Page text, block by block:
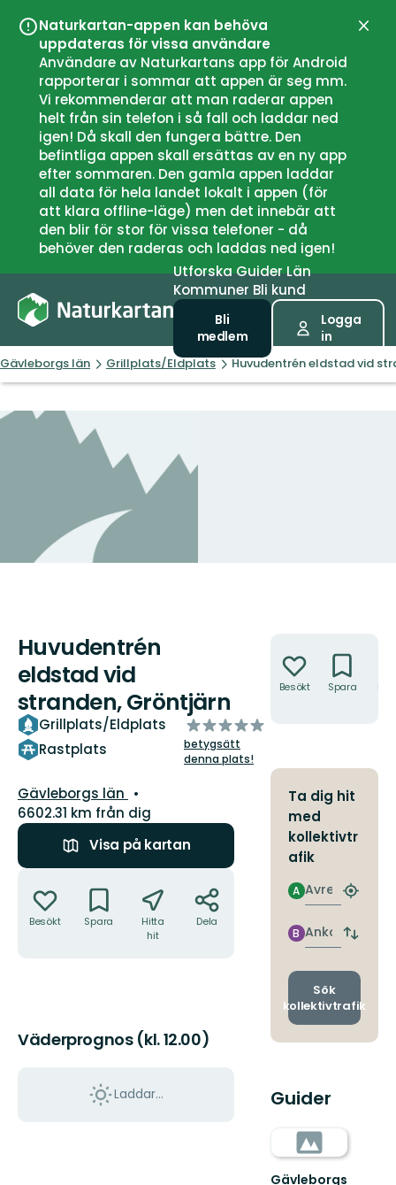
Naturkartan-appen kan behöva
uppdateras för vissa användare
Användare av Naturkartans app för Android
rapporterar i sommar att appen är seg mm.
Vi rekommenderar att man raderar appen
helt från sin telefon i så fall och laddar ned
igen! Då skall den fungera bättre. Den
befintliga appen skall ersättas av en ny app
efter sommaren. Den gamla appen laddar
all data för hela landet lokalt i appen (för
att klara offline-läge) men det innebär att
den blir för stor för vissa telefoner - då
behöver den raderas och laddas ned igen!
UtforskaGuiderLän
Kommuner Bli kund
Bli
medlem
Logga
in
Gävleborgs län Grillplats/Eldplats Huvudentrén eldstad vid
Huvudentrén
eldstad vid
stranden, Gröntjärn
Grillplats/Eldplats
Rastplats
av
5
stjärnor
betygsätt
denna plats!
Län:
Gävleborgs län
6602.31 km från dig
Visa på kartan
Besökt Spara
Hitta
hit
Dela
Väderprognos (kl. 12.00)
Laddar...
Besökt Spara
Ta dig hit
med
kollektivtr
afik
Avresa
A
Hitta
Ankomst
B
Byt
och
Sök
kollektivtrafik
Guider
Gävleborgs